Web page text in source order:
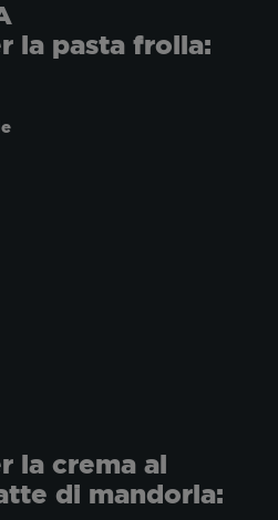
la pasta frolla:
la crema al
di mandorla: